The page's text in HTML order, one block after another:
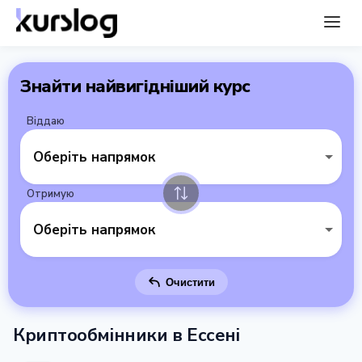
Знайти найвигідніший курс
Віддаю
Оберіть напрямок
Отримую
Оберіть напрямок
Очистити
Криптообмінники в Ессені